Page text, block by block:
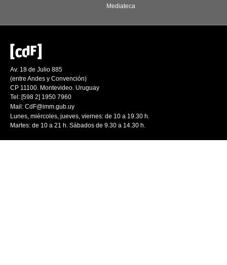
Mediateca
Av. 18 de Julio 885
(entre Andes y Convención)
CP 11100. Montevideo. Uruguay
Tel: [598 2] 1950 7960
Mail: CdF@imm.gub.uy
Lunes, miércoles, jueves, viernes: de 10 a 19.30 h.
Martes: de 10 a 21 h. Sábados de 9.30 a 14.30 h.